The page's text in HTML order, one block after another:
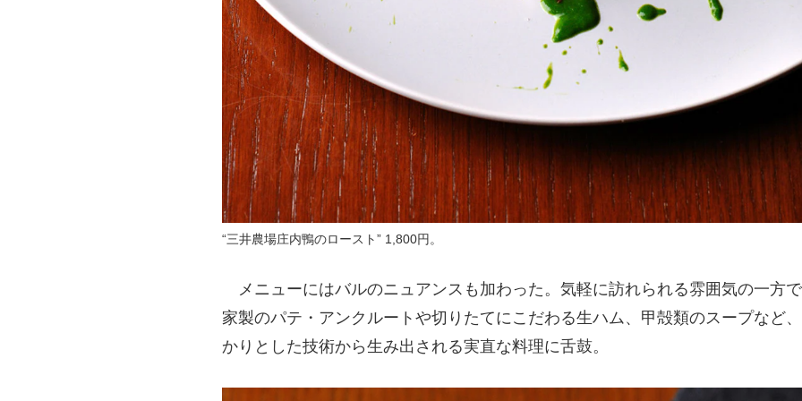
“三井農場庄内鴨のロースト” 1,800円。
メニューにはバルのニュアンスも加わった。気軽に訪れられる雰囲気の一方
家製のパテ・アンクルートや切りたてにこだわる生ハム、甲殻類のスープなど
かりとした技術から生み出される実直な料理に舌鼓。